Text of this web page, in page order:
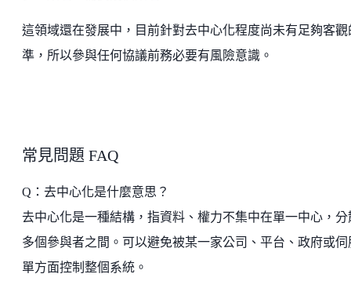
這領域還在發展中，目前針對去中心化程度尚未有足夠客觀
準，所以參與任何協議前務必要有風險意識。
常見問題 FAQ
Q：去中心化是什麼意思？
去中心化是一種結構，指資料、權力不集中在單一中心，分
多個參與者之間。可以避免被某一家公司、平台、政府或伺
單方面控制整個系統。